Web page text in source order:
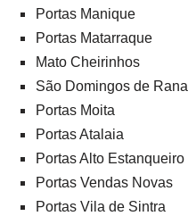
Portas Manique
Portas Matarraque
Mato Cheirinhos
São Domingos de Rana
Portas Moita
Portas Atalaia
Portas Alto Estanqueiro
Portas Vendas Novas
Portas Vila de Sintra